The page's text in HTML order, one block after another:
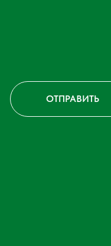
ОТПРАВИТЬ